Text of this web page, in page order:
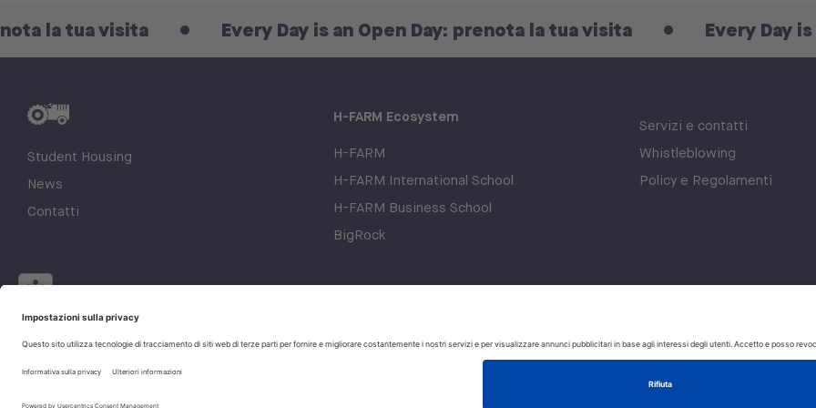
visita Every Day is an Open Day: prenota la tua visita Every Day is an
Student Housing
News
Contatti
H-FARM Ecosystem
H-FARM
H-FARM International School
H-FARM Business School
BigRock
Servizi e contatti
Whistleblowing
Policy e Regolamenti
© 2026 H-FARM. All rights reserved P.IVA 03944860265